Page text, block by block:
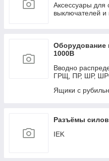
Аксессуары для
выключателей и
Оборудование
1000В
Вводно
ГРЩ, ПР, ШР,
Ящики с
Разъёмы
IEK